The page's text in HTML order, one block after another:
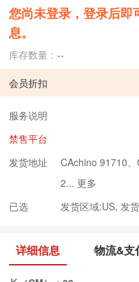
您尚未登录，登录后即
息。
库存数量：--
会员折扣
服务说明
禁售平台
发货地址
CAchino 91710
2... 更多
已选
发货区域:US, 发
详细信息 物流&支